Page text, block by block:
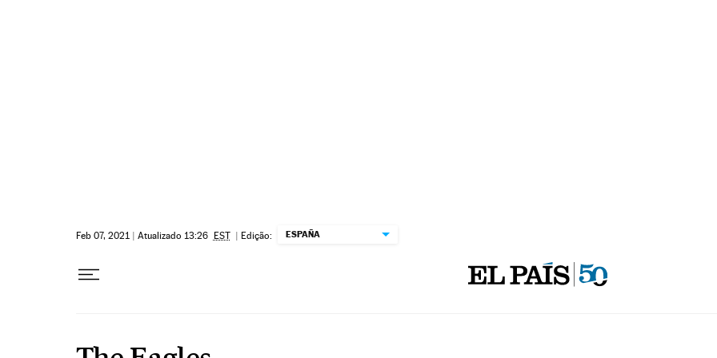
Feb 07, 2021 | Atualizado 13:26 EST | Edição: ESPAÑA